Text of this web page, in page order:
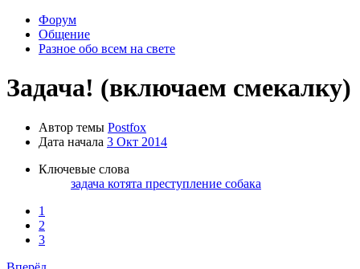
Форум
Общение
Разное обо всем на свете
Задача! (включаем смекалку)
Автор темы Postfox
Дата начала 3 Окт 2014
Ключевые слова
задача котята преступление собака
1
2
3